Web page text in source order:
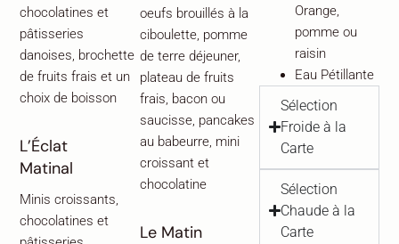
chocolatines et
pâtisseries
danoises, brochette
de fruits frais et un
choix de boisson
L’Éclat
Matinal
Minis croissants,
chocolatines et
oeufs brouillés à la
ciboulette, pomme
de terre déjeuner,
plateau de fruits
frais, bacon ou
saucisse, pancakes
au babeurre, mini
croissant et
chocolatine
Le Matin
Orange,
pomme ou
raisin
Eau Pétillante
Sélection
Froide à la
Carte
Sélection
Chaude à la
Carte